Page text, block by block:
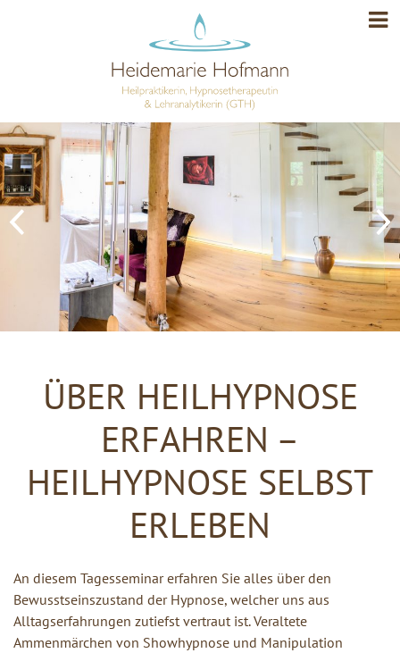
ÜBER HEILHYPNOSE
ERFAHREN –
HEILHYPNOSE SELBST
ERLEBEN
An diesem Tagesseminar erfahren Sie alles über den
Bewusstseinszustand der Hypnose, welcher uns aus
Alltagserfahrungen zutiefst vertraut ist. Veraltete
Ammenmärchen von Showhypnose und Manipulation